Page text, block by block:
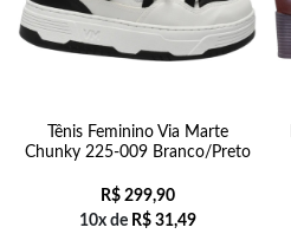
Tênis Feminino Via Marte
Chunky 225-009 Branco/Preto
R$299,90
10x de R$31,49